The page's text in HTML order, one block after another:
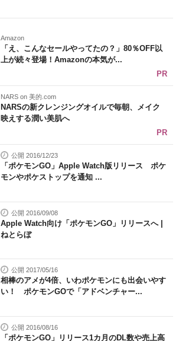
Amazon
「え、こんなセールやってたの？」80％OFF以
上が続々登場！Amazonの本気が...
PR
NARS on 美的.com
NARSの新クレンジングオイルで毎朝、メイク
映えする潤い美肌へ
PR
公開 2016/12/23
「ポケモンGO」Apple Watch版リリース ポケ
モンやポケストップを通知 ...
公開 2016/09/08
Apple Watch向け「ポケモンGO」リリースへ |
ねとらぼ
公開 2017/05/16
相棒のアメが4倍、いわポケモンにも出会いやす
い！ ポケモンGOで「アドベンチャー...
公開 2016/08/16
「ポケモンGO」リリース1カ月のDL数や売上高